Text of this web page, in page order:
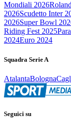
Mondiali 2026
2026Scudetto Inter
2026Super Bowl
Riding Fest 2025
2024Euro 2024
Squadra Serie A
AtalantaBologna
Seguici su